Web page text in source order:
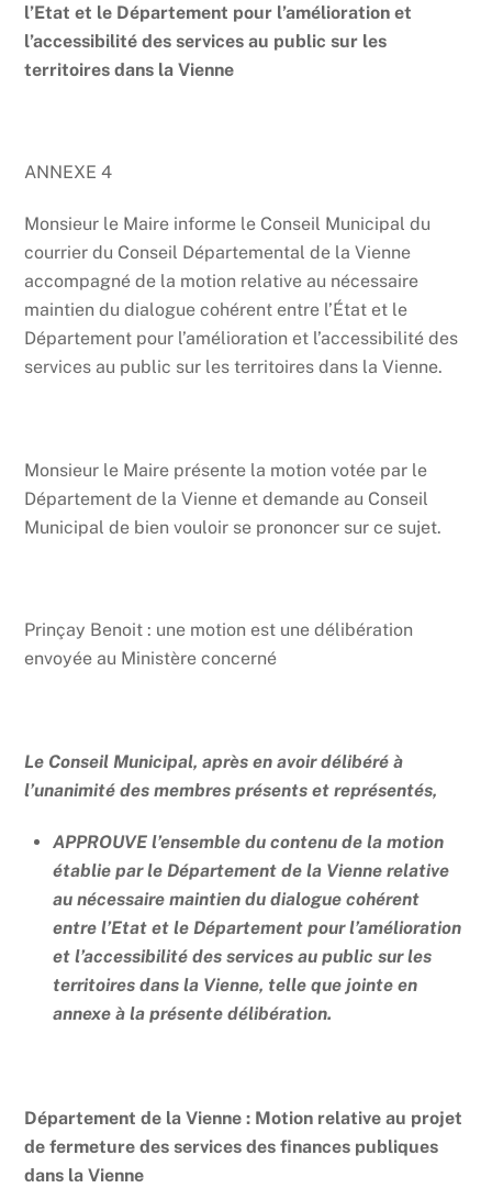
l’Etat et le Département pour l’amélioration et
l’accessibilité des services au public sur les
territoires dans la Vienne
ANNEXE 4
Monsieur le Maire informe le Conseil Municipal du
courrier du Conseil Départemental de la Vienne
accompagné de la motion relative au nécessaire
maintien du dialogue cohérent entre l’État et le
Département pour l’amélioration et l’accessibilité des
services au public sur les territoires dans la Vienne.
Monsieur le Maire présente la motion votée par le
Département de la Vienne et demande au Conseil
Municipal de bien vouloir se prononcer sur ce sujet.
Prinçay Benoit : une motion est une délibération
envoyée au Ministère concerné
Le Conseil Municipal, après en avoir délibéré à
l’unanimité des membres présents et représentés,
APPROUVE l’ensemble du contenu de la motion
établie par le Département de la Vienne relative
au nécessaire maintien du dialogue cohérent
entre l’Etat et le Département pour l’amélioration
et l’accessibilité des services au public sur les
territoires dans la Vienne, telle que jointe en
annexe à la présente délibération.
Département de la Vienne : Motion relative au projet
de fermeture des services des finances publiques
dans la Vienne